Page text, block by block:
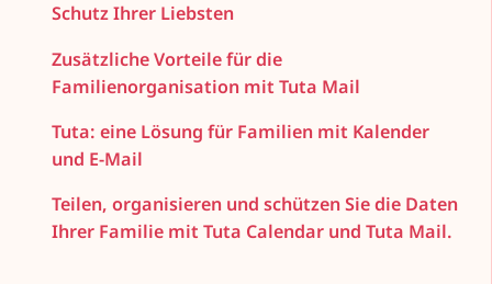
Schutz Ihrer Liebsten
Zusätzliche Vorteile für die
Familienorganisation mit Tuta Mail
Tuta: eine Lösung für Familien mit Kalender
und E-Mail
Teilen, organisieren und schützen Sie die Daten
Ihrer Familie mit Tuta Calendar und Tuta Mail.